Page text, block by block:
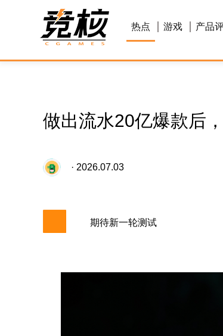
热点 游戏 产品
做出流水20亿爆款后
· 2026.07.03
期待新一轮测试